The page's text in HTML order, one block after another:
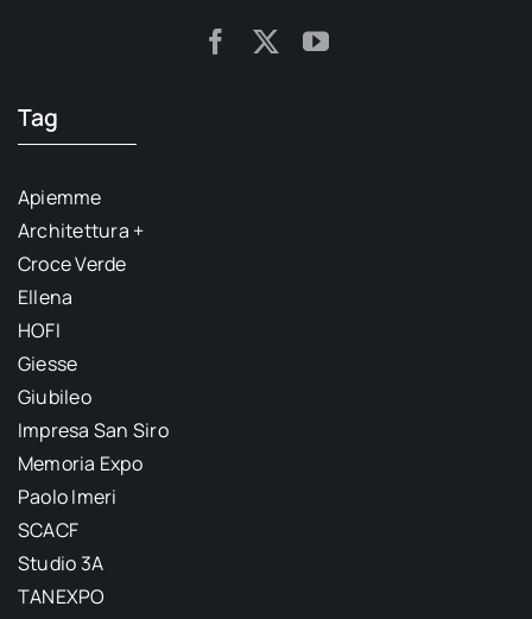
Tag
Apiemme
Architettura +
Croce Verde
Ellena
HOFI
Giesse
Giubileo
Impresa San Siro
Memoria Expo
Paolo Imeri
SCACF
Studio 3A
TANEXPO